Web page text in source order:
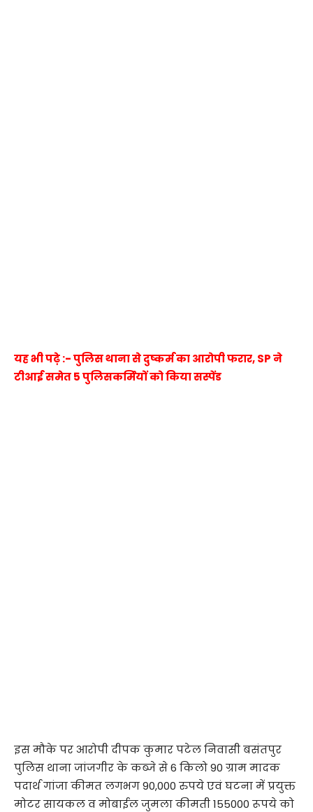
यह भी पढ़े :- पुलिस थाना से दुष्कर्म का आरोपी फरार, SP ने
टीआई समेत 5 पुलिसकर्मियों को किया सस्पेंड
इस मौके पर आरोपी दीपक कुमार पटेल निवासी बसंतपुर
पुलिस थाना जांजगीर के कब्जे से 6 किलो 90 ग्राम मादक
पदार्थ गांजा कीमत लगभग 90,000 रुपये एवं घटना में प्रयुक्त
मोटर सायकल व मोबाईल जुमला कीमती 155000 रूपये को